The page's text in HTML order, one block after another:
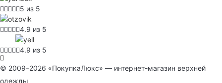
5 из 5
4.9 из 5
4.9 из 5
© 2009–2026 «ПокупкаЛюкс» — интернет-магазин верхней
одежды